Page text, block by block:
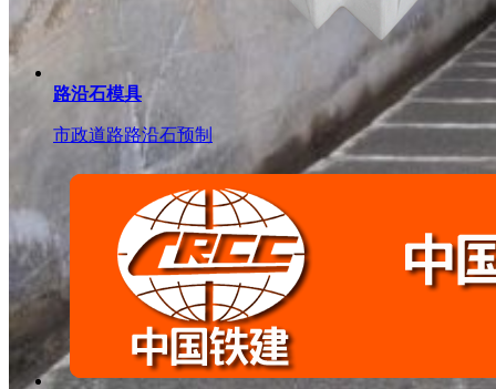
路沿石模具
市政道路路沿石预制